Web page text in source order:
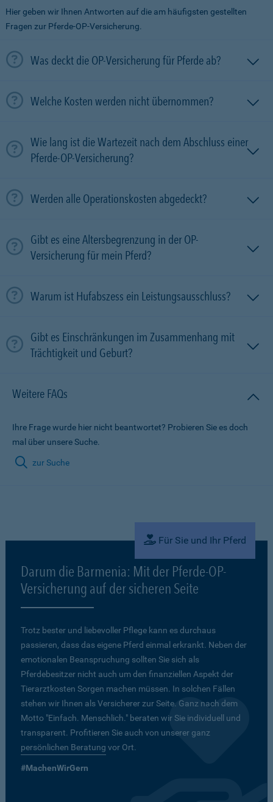
Hier geben wir Ihnen Antworten auf die am häufigsten gestellten
Fragen zur Pferde-OP-Versicherung.
Was deckt die OP-Versicherung für Pferde ab?
Welche Kosten werden nicht übernommen?
Wie lang ist die Wartezeit nach dem Abschluss einer
Pferde-OP-Versicherung?
Werden alle Operationskosten abgedeckt?
Gibt es eine Altersbegrenzung in der OP-
Versicherung für mein Pferd?
Warum ist Hufabszess ein Leistungsausschluss?
Gibt es Einschränkungen im Zusammenhang mit
Trächtigkeit und Geburt?
Weitere FAQs
Ihre Frage wurde hier nicht beantwortet? Probieren Sie es doch
mal über unsere Suche.
zur Suche
Für Sie und Ihr Pferd
Darum die Barmenia: Mit der Pferde-OP-
Versicherung auf der sicheren Seite
Trotz bester und liebevoller Pflege kann es durchaus
passieren, dass das eigene Pferd einmal erkrankt. Neben der
emotionalen Beanspruchung sollten Sie sich als
Pferdebesitzer nicht auch um den finanziellen Aspekt der
Tierarztkosten Sorgen machen müssen. In solchen Fällen
stehen wir Ihnen als Versicherer zur Seite. Ganz nach dem
Motto "Einfach. Menschlich." beraten wir Sie individuell und
transparent. Profitieren Sie auch von unserer ganz
persönlichen Beratung vor Ort.
#MachenWirGern